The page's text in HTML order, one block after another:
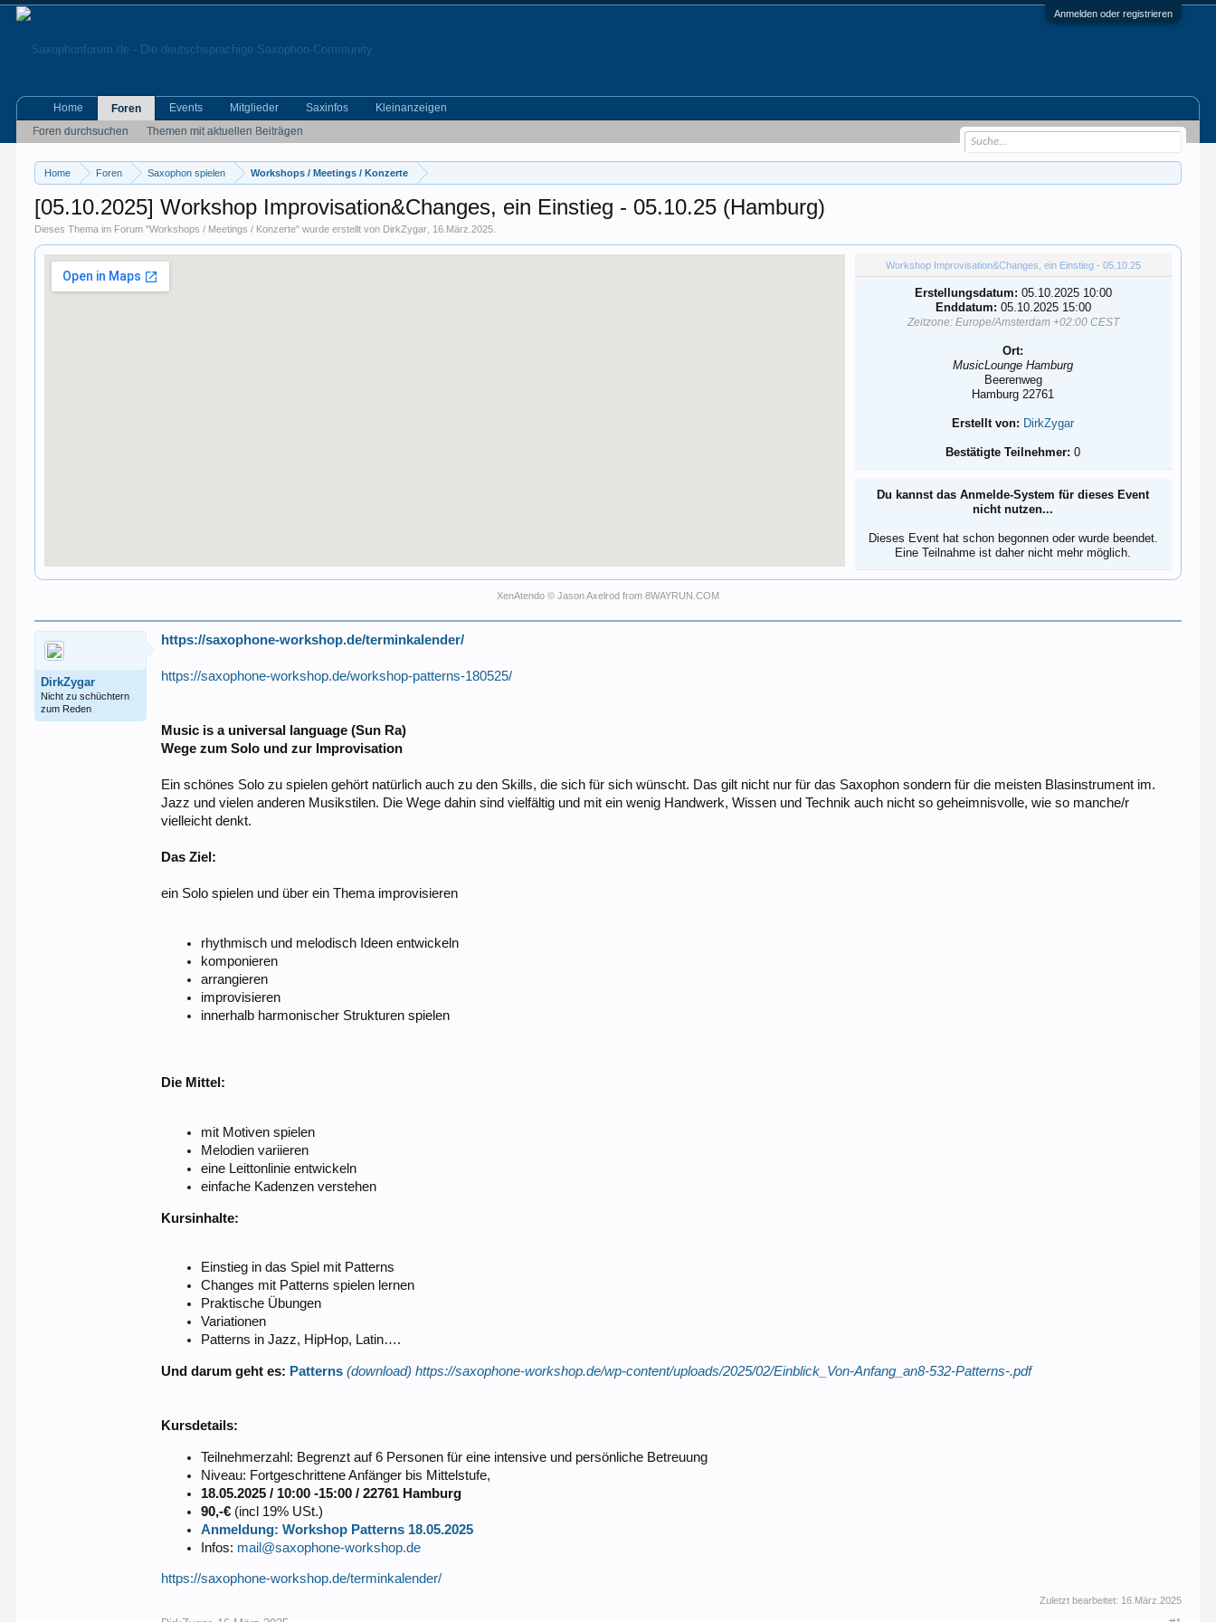
Anmelden oder registrieren
Home Foren Saxophon spielen Workshops / Meetings / Konzerte
[05.10.2025] Workshop Improvisation&Changes, ein Einstieg - 05.10.25 (Hamburg)
Dieses Thema im Forum "Workshops / Meetings / Konzerte" wurde erstellt von DirkZygar 16.März.2025
Workshop Improvisation&Changes, ein Einstieg - 05.10.25
Erstellungsdatum: 05.10.2025 10:00
Enddatum: 05.10.2025 15:00
Zeitzone: Europe/Amsterdam +02:00 CEST
Ort:
MusicLounge Hamburg
Beerenweg
Hamburg 22761
Erstellt von: DirkZygar
Bestätigte Teilnehmer: 0
Du kannst das Anmelde-System für dieses Event
nicht nutzen...
Dieses Event hat schon begonnen oder wurde beendet.
Eine Teilnahme ist daher nicht mehr möglich.
XenAtendo © Jason Axelrod from 8WAYRUN.COM
DirkZygar
Nicht zu schüchtern
zum Reden
https://saxophone-workshop.de/terminkalender/
https://saxophone-workshop.de/workshop-patterns-180525/
Music is a universal language (Sun Ra)
Wege zum Solo und zur Improvisation
Ein schönes Solo zu spielen gehört natürlich auch zu den Skills, die sich für sich wünscht. Das gilt nicht nur für das Saxophon sondern für die meisten Blasinstrument im.
Jazz und vielen anderen Musikstilen. Die Wege dahin sind vielfältig und mit ein wenig Handwerk, Wissen und Technik auch nicht so geheimnisvolle, wie so manche/r
vielleicht denkt.
Das Ziel:
ein Solo spielen und über ein Thema improvisieren
rhythmisch und melodisch Ideen entwickeln
komponieren
arrangieren
improvisieren
innerhalb harmonischer Strukturen spielen
Die Mittel:
mit Motiven spielen
Melodien variieren
eine Leittonlinie entwickeln
einfache Kadenzen verstehen
Kursinhalte:
Einstieg in das Spiel mit Patterns
Changes mit Patterns spielen lernen
Praktische Übungen
Variationen
Patterns in Jazz, HipHop, Latin….
Und darum geht es: Patterns(download)https://saxophone-workshop.de/wp-content/uploads/2025/02/Einblick_Von-Anfang_an8-532-Patterns-.pdf
Kursdetails:
Teilnehmerzahl: Begrenzt auf 6 Personen für eine intensive und persönliche Betreuung
Niveau: Fortgeschrittene Anfänger bis Mittelstufe,
18.05.2025 / 10:00 -15:00 / 22761 Hamburg
90,-€ (incl 19% USt.)
Anmeldung: Workshop Patterns 18.05.2025
Infos: mail@saxophone-workshop.de
https://saxophone-workshop.de/terminkalender/
Zuletzt bearbeitet: 16.März.2025
Home
Foren
Foren durchsuchen
Themen mit aktuellen Beiträgen
Events Mitglieder Saxinfos Kleinanzeigen